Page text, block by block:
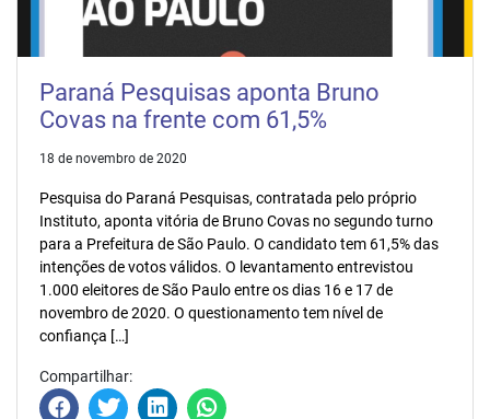
Paraná Pesquisas aponta Bruno
Covas na frente com 61,5%
18 de novembro de 2020
Pesquisa do Paraná Pesquisas, contratada pelo próprio
Instituto, aponta vitória de Bruno Covas no segundo turno
para a Prefeitura de São Paulo. O candidato tem 61,5% das
intenções de votos válidos. O levantamento entrevistou
1.000 eleitores de São Paulo entre os dias 16 e 17 de
novembro de 2020. O questionamento tem nível de
confiança […]
Compartilhar: